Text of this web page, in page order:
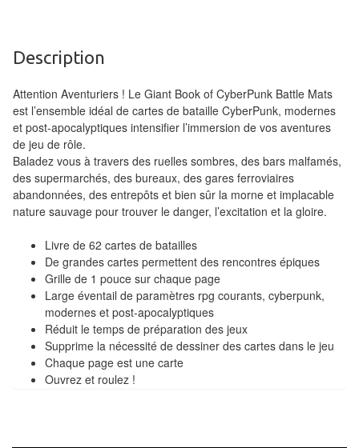
français
Tables
Accessoires
Jeux
de
société
Jeux
de
cartes
Collectionner
(TCG)
Description
Attention Aventuriers ! Le Giant Book of CyberPunk Battle Mats
est l’ensemble idéal de cartes de bataille CyberPunk, modernes
et post-apocalyptiques intensifier l’immersion de vos aventures
de jeu de rôle.
Baladez vous à travers des ruelles sombres, des bars malfamés,
des supermarchés, des bureaux, des gares ferroviaires
abandonnées, des entrepôts et bien sûr la morne et implacable
nature sauvage pour trouver le danger, l’excitation et la gloire.
Livre de 62 cartes de batailles
De grandes cartes permettent des rencontres épiques
Grille de 1 pouce sur chaque page
Large éventail de paramètres rpg courants, cyberpunk,
modernes et post-apocalyptiques
Réduit le temps de préparation des jeux
Supprime la nécessité de dessiner des cartes dans le jeu
Chaque page est une carte
Ouvrez et roulez !